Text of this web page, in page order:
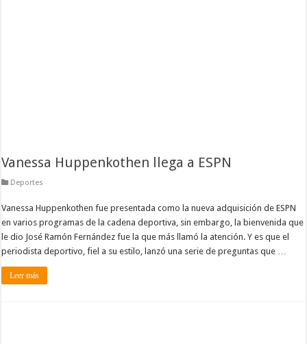
Vanessa Huppenkothen llega a ESPN
Deportes
Vanessa Huppenkothen fue presentada como la nueva adquisición de ESPN
en varios programas de la cadena deportiva, sin embargo, la bienvenida que
le dio José Ramón Fernández fue la que más llamó la atención. Y es que el
periodista deportivo, fiel a su estilo, lanzó una serie de preguntas que …
Leer más